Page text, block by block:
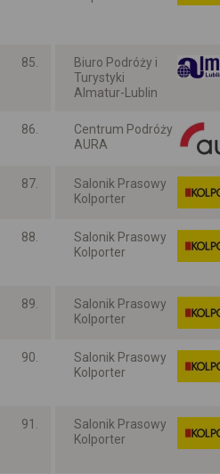
85.
Biuro Podróży i
Turystyki
Almatur-Lublin
86.
Centrum Podróży
AURA
87.
Salonik Prasowy
Kolporter
88.
Salonik Prasowy
Kolporter
89.
Salonik Prasowy
Kolporter
90.
Salonik Prasowy
Kolporter
91.
Salonik Prasowy
Kolporter